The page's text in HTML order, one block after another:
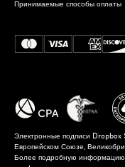
Принимаемые способы оплаты
Электронные подписи
Европейском Союзе,
Более подробную